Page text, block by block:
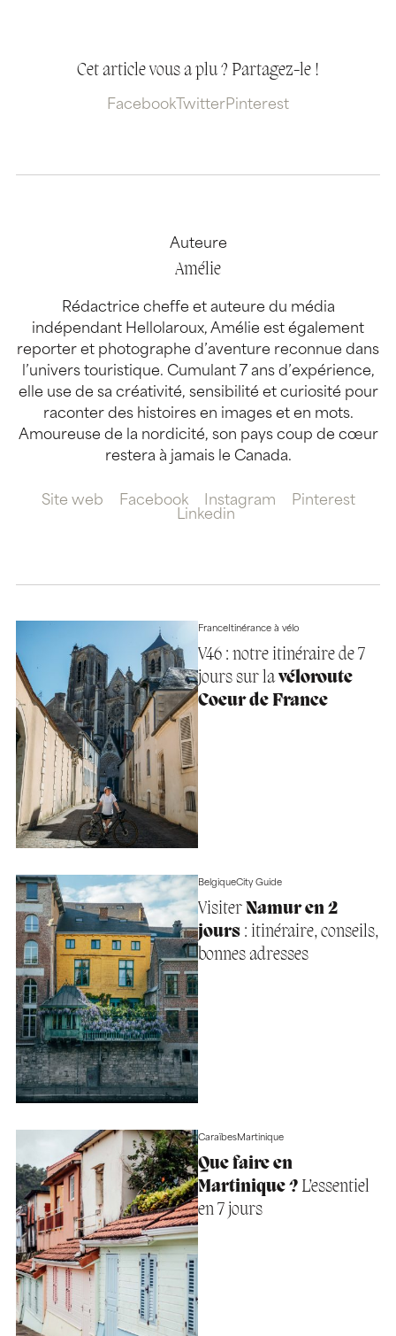
Cet article vous a plu ? Partagez-le !
Facebook TwitterPinterest
Auteure
Amélie
Rédactrice cheffe et auteure du média
indépendant Hellolaroux, Amélie est également
reporter et photographe d’aventure reconnue dans
l’univers touristique. Cumulant 7 ans d’expérience,
elle use de sa créativité, sensibilité et curiosité pour
raconter des histoires en images et en mots.
Amoureuse de la nordicité, son pays coup de cœur
restera à jamais le Canada.
Site web Facebook Instagram
Pinterest
Linkedin
FranceItinérance à vélo
V46 : notre itinéraire de 7
jours sur lavéloroute
Coeur de France
BelgiqueCity Guide
Visiter Namur en 2
jours: itinéraire, conseils,
bonnes adresses
CaraïbesMartinique
Que faire en
Martinique ?L’essentiel
en 7 jours